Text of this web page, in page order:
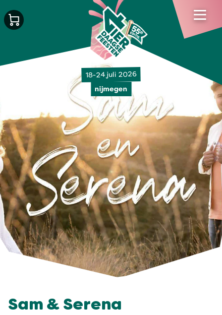
18-24 juli 2026
nijmegen
Sam & Serena